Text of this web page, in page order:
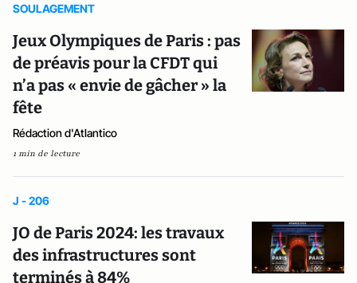
SOULAGEMENT
Jeux Olympiques de Paris : pas
de préavis pour la CFDT qui
n’a pas « envie de gâcher » la
fête
Rédaction d'Atlantico
1 min de lecture
J - 206
JO de Paris 2024: les travaux
des infrastructures sont
terminés à 84%